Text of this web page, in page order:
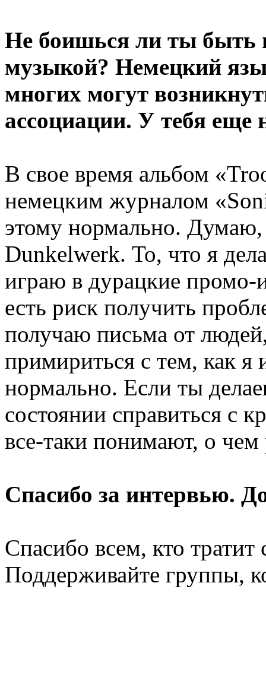
Не боишься ли ты быть
музыкой? Немецкий
многих могут
ассоциации. У тебя еще
В свое время альбом
немецким журналом
этому нормально. Думаю,
Dunkelwerk. То, что я
играю в дурацкие промо-
есть риск получить
получаю письма от
примириться с тем, как
нормально. Если ты
состоянии справиться с
все-таки понимают, о чем
Спасибо за интервью.
Спасибо всем, кто
Поддерживайте группы,